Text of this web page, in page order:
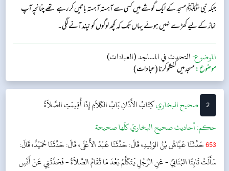
جبکہ نبی ﷺ مسجد کے ایک گوشے میں کسی سے آہستہ آہستہ باتیں کر رہے تھے چنانچہ آپ
نماز کے لیے کھڑے نہیں ہوئے یہاں تک کہ کچھ لوگوں کو نیند آنے لگی۔
الموضوع:التحدث في المساجد (العبادات)
موضوع:مسجد میں گفتگوکرنا (عبادات)
2 ‌‌صحيح البخاريكِتَابُ الأَذَانِبَابُ الكَلاَمِ إِذَا أُقِيمَتِ الصَّلاَةُ
حکم:أحاديث صحيح البخاريّ كلّها صحيحة
653حَدَّثَنَا عَيَّاشُ بْنُ الوَلِيدِ، قَالَ: حَدَّثَنَا عَبْدُ الأَعْلَى، قَالَ: حَدَّثَنَا حُمَيْدٌ، قَالَ:
سَأَلْتُ ثَابِتًا البُنَانِيَّ - عَنِ الرَّجُلِ يَتَكَلَّمُ بَعْدَ مَا تُقَامُ الصَّلاَةُ - فَحَدَّثَنِي عَنْ أَنَسِ